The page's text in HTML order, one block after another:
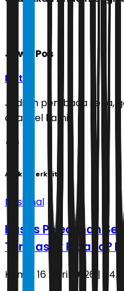
Jawa Pos
Ikuti
Jadilah pembaca setia,
channel kami!
Artikel Terkait
Nasional
Kasus Pelecehan
Termasuk Pidana?
Kamis, 16 April 2026 |